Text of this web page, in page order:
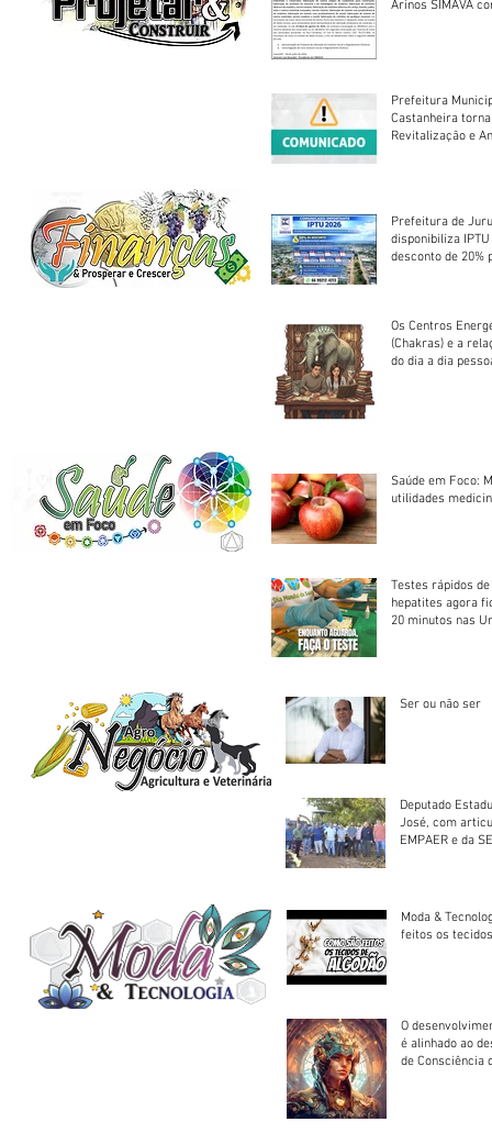
Arinos SIMAVA convoca à
Prefeitura
Castanheira
Revitalização e
Prefeitura de
disponibiliza
desconto de 20%
Os Centros
(Chakras) e a
do dia a dia
Saúde em Foco:
utilidades
Testes rápidos
hepatites agora
20 minutos nas
Ser ou não ser
Deputado
José, com
EMPAER e da
Moda &
feitos os
O
é alinhado ao
de Consciência